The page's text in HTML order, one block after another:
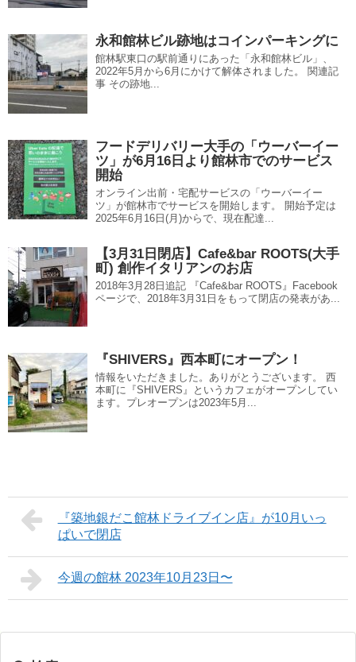
永和館林ビル跡地はコインパーキングに
館林駅東口の駅前通りにあった「永和館林ビル」、
2022年5月から6月にかけて解体されました。 関連記
事 その跡地...
フードデリバリー大手の「ウーバーイー
ツ」が6月16日より館林市でのサービス
開始
オンライン出前・宅配サービスの「ウーバーイー
ツ」が館林市でサービスを開始します。 開始予定は
2025年6月16日(月)からで、現在配達...
【3月31日閉店】Cafe&bar ROOTS(大手
町) 創作イタリアンのお店
2018年3月28日追記 『Cafe&bar ROOTS』Facebook
ページで、2018年3月31日をもって閉店の発表があ...
『SHIVERS』西本町にオープン！
情報をいただきました。ありがとうございます。 西
本町に『SHIVERS』というカフェがオープンしてい
ます。プレオープンは2023年5月...
『築地銀だこ館林ドライブイン店』が10月いっ
ぱいで閉店
今週の館林 2023年10月23日〜